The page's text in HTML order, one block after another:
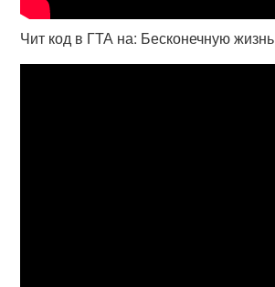
Чит код в ГТА на: Бесконечную жизнь